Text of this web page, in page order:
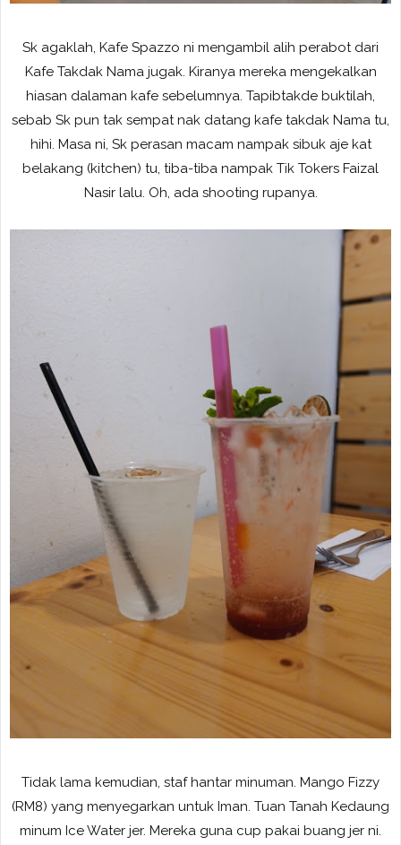
Sk agaklah, Kafe Spazzo ni mengambil alih perabot dari
Kafe Takdak Nama jugak. Kiranya mereka mengekalkan
hiasan dalaman kafe sebelumnya. Tapibtakde buktilah,
sebab Sk pun tak sempat nak datang kafe takdak Nama tu,
hihi. Masa ni, Sk perasan macam nampak sibuk aje kat
belakang (kitchen) tu, tiba-tiba nampak Tik Tokers Faizal
Nasir lalu. Oh, ada shooting rupanya.
Tidak lama kemudian, staf hantar minuman. Mango Fizzy
(RM8) yang menyegarkan untuk Iman. Tuan Tanah Kedaung
minum Ice Water jer. Mereka guna cup pakai buang jer ni.